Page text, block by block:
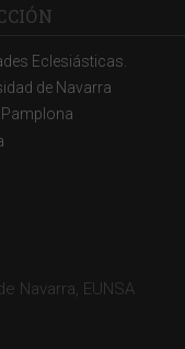
Eclesiásticas.
de Navarra
Pamplona
Navarra, EUNSA